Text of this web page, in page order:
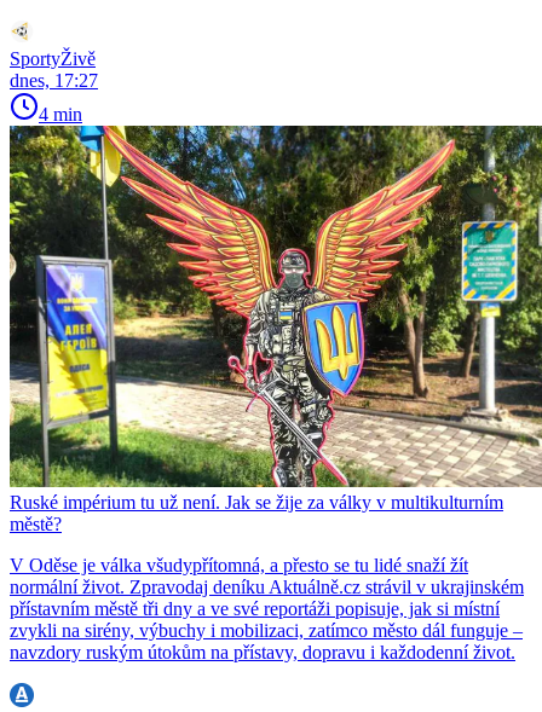
SportyŽivě
dnes, 17:27
4 min
Ruské impérium tu už není. Jak se žije za války v multikulturním
městě?
V Oděse je válka všudypřítomná, a přesto se tu lidé snaží žít
normální život. Zpravodaj deníku Aktuálně.cz strávil v ukrajinském
přístavním městě tři dny a ve své reportáži popisuje, jak si místní
zvykli na sirény, výbuchy i mobilizaci, zatímco město dál funguje –
navzdory ruským útokům na přístavy, dopravu i každodenní život.